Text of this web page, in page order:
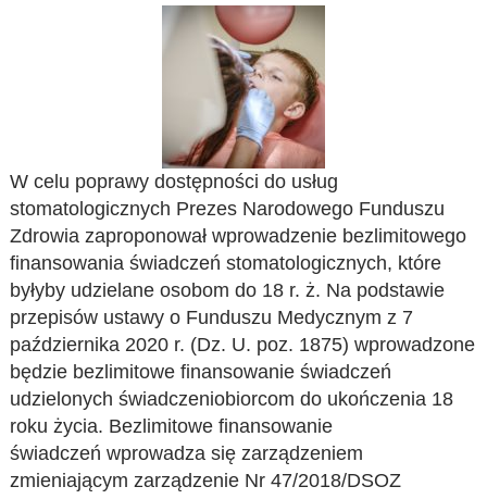
W celu poprawy dostępności do usług
stomatologicznych Prezes Narodowego Funduszu
Zdrowia zaproponował wprowadzenie bezlimitowego
finansowania świadczeń stomatologicznych, które
byłyby udzielane osobom do 18 r. ż. Na podstawie
przepisów ustawy o Funduszu Medycznym z 7
października 2020 r. (Dz. U. poz. 1875) wprowadzone
będzie bezlimitowe finansowanie świadczeń
udzielonych świadczeniobiorcom do ukończenia 18
roku życia. Bezlimitowe finansowanie
świadczeń wprowadza się zarządzeniem
zmieniającym zarządzenie Nr 47/2018/DSOZ